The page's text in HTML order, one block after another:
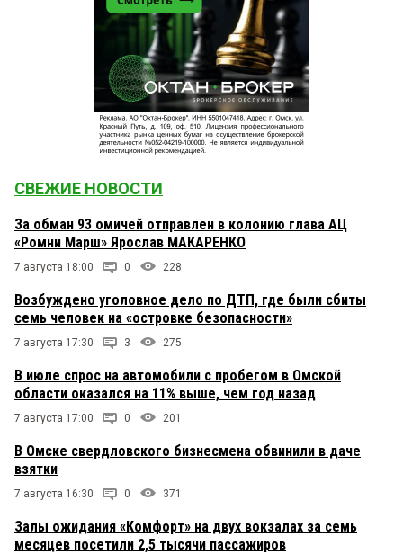
СВЕЖИЕ НОВОСТИ
За обман 93 омичей отправлен в колонию глава АЦ
«Ромни Марш» Ярослав МАКАРЕНКО
7 августа 18:00 0 228
Возбуждено уголовное дело по ДТП, где были сбиты
семь человек на «островке безопасности»
7 августа 17:30 3 275
В июле спрос на автомобили с пробегом в Омской
области оказался на 11% выше, чем год назад
7 августа 17:00 0 201
В Омске свердловского бизнесмена обвинили в даче
взятки
7 августа 16:30 0 371
Залы ожидания «Комфорт» на двух вокзалах за семь
месяцев посетили 2,5 тысячи пассажиров